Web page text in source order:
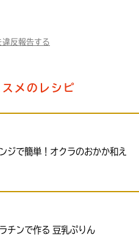
違反報告する
メのレシピ
ジで簡単！オクラのおかか和え
チンで作る 豆乳ぷりん